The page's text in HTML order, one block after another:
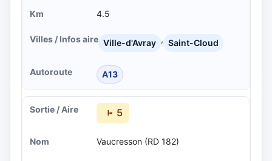
4.5
Ville-d'Avray , Saint-Cloud
A13
5
Vaucresson (RD 182)